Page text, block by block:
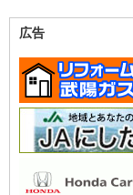
広告